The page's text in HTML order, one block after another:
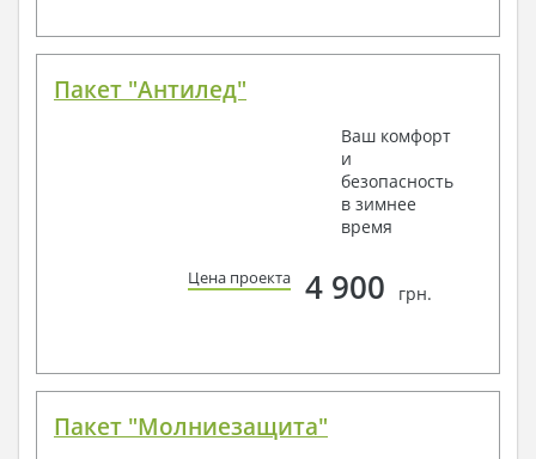
Пакет "Антилед"
Ваш комфорт
и
безопасность
в зимнее
время
Цена проекта 4 900 грн.
Пакет "Молниезащита"